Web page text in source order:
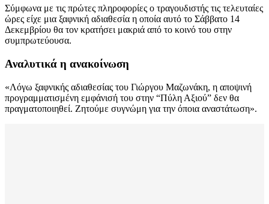
Σύμφωνα με τις πρώτες πληροφορίες ο τραγουδιστής τις τελευταίες
ώρες είχε μια ξαφνική αδιαθεσία η οποία αυτό το Σάββατο 14
Δεκεμβρίου θα τον κρατήσει μακριά από το κοινό του στην
συμπρωτεύουσα.
Αναλυτικά η ανακοίνωση
«Λόγω ξαφνικής αδιαθεσίας του Γιώργου Μαζωνάκη, η αποψινή
προγραμματισμένη εμφάνισή του στην “Πύλη Αξιού” δεν θα
πραγματοποιηθεί. Ζητούμε συγνώμη για την όποια αναστάτωση».